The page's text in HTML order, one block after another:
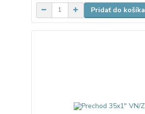
Pridať do košíka